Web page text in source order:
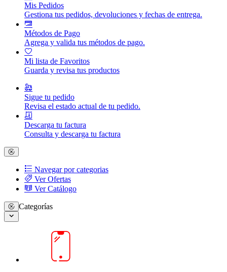
Mis Pedidos
Gestiona tus pedidos, devoluciones y fechas de entrega.
Métodos de Pago
Agrega y valida tus métodos de pago.
Mi lista de Favoritos
Guarda y revisa tus productos
Sigue tu pedido
Revisa el estado actual de tu pedido.
Descarga tu factura
Consulta y descarga tu factura
Navegar por categorias
Ver Ofertas
Ver Catálogo
Categorías